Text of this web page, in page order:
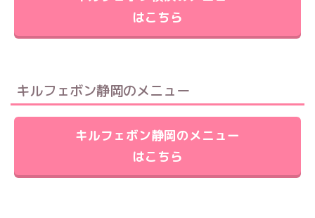
はこちら
キルフェボン静岡のメニュー
キルフェボン静岡のメニュー
はこちら